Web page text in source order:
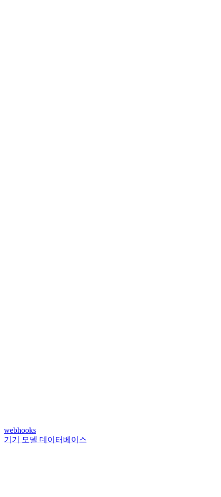
webhooks
기기 모델 데이터베이스